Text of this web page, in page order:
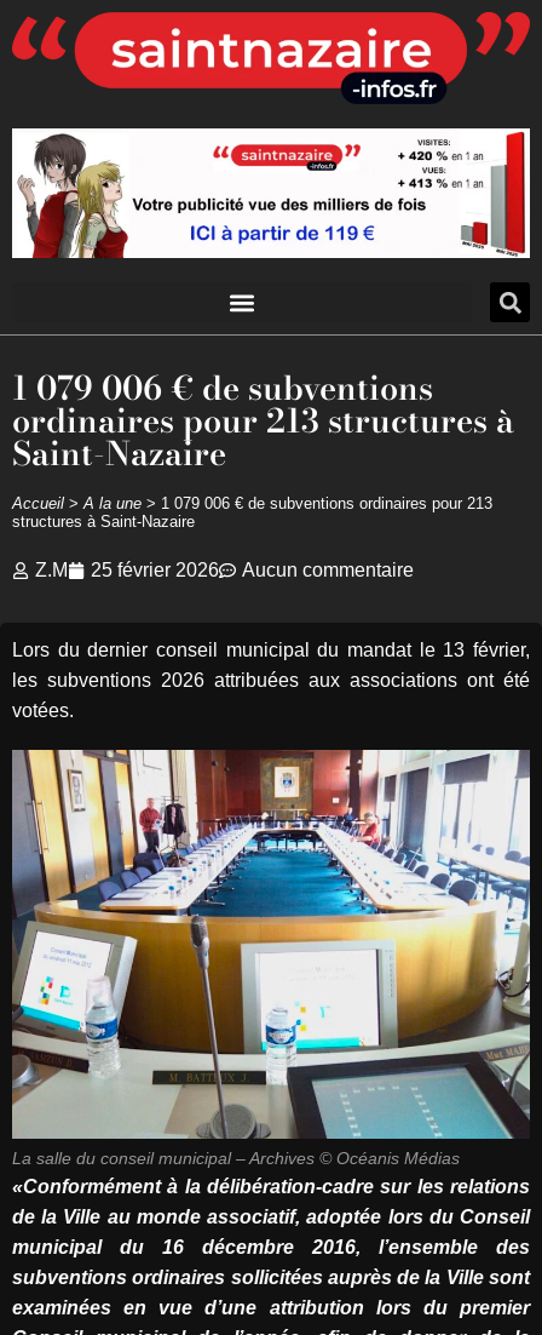
1 079 006 € de subventions
ordinaires pour 213 structures à
Saint-Nazaire
Accueil >A la une > 1 079 006 € de subventions ordinaires pour 213
structures à Saint-Nazaire
Z.M 25 février 2026 Aucun commentaire
Lors du dernier conseil municipal du mandat le 13 février,
les subventions 2026 attribuées aux associations ont été
votées.
La salle du conseil municipal – Archives © Océanis Médias
«Conformément à la délibération-cadre sur les relations
de la Ville au monde associatif, adoptée lors du Conseil
municipal du 16 décembre 2016, l’ensemble des
subventions ordinaires sollicitées auprès de la Ville sont
examinées en vue d’une attribution lors du premier